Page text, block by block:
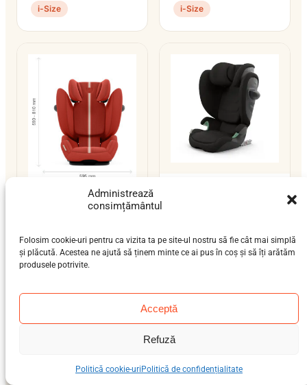
Administrează
consimțământul
Folosim cookie-uri pentru ca vizita ta pe site-ul nostru să fie cât mai simplă
și plăcută. Acestea ne ajută să ținem minte ce ai pus în coș și să îți arătăm
produsele potrivite.
Acceptă
Refuză
Politică cookie-uri Politică de confidențialitate
i-Size i-Size
Cybex Solution G i-
preșcolar (3-7 ani), școlar
(6-12 ani)
15–36 kgISOFIX / centură
15–36 kgISOFIX / centură
i-Size